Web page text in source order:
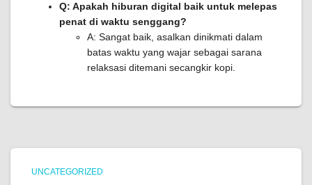
Q: Apakah hiburan digital baik untuk melepas
penat di waktu senggang?
A: Sangat baik, asalkan dinikmati dalam
batas waktu yang wajar sebagai sarana
relaksasi ditemani secangkir kopi.
UNCATEGORIZED